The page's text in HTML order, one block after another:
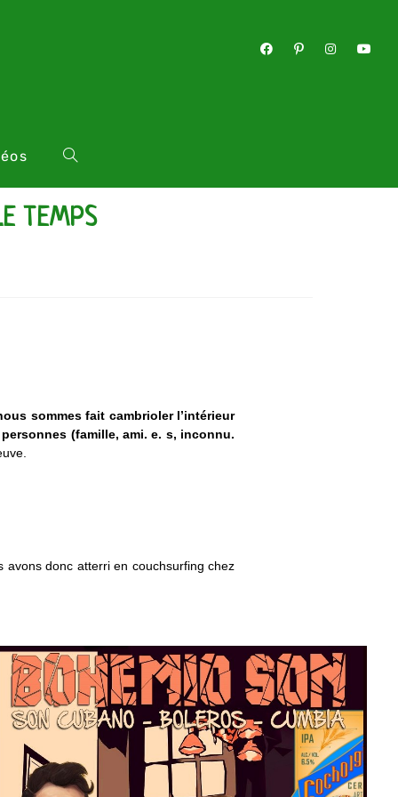
TEMPS
sommes fait cambrioler l’intérieur
(famille, ami. e. s, inconnu.
donc atterri en couchsurfing chez